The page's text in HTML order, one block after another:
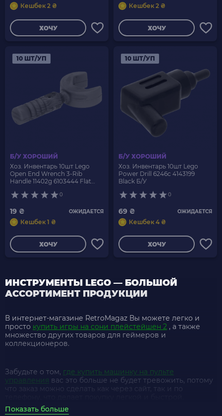
Кешбек 2 ₴
ХОЧУ
Кешбек 2 ₴
ХОЧУ
10 ШТ/УП
Б/У ХОРОШИЙ
Хоз. Инвентарь 10шт Lego
Open End Wrench 3-Rib
Handle 11402g 6103444 Flat
0
19 ₴ ОЖИДАЕТСЯ
Кешбек 1 ₴
ХОЧУ
10 ШТ/УП
Б/У ХОРОШИЙ
Хоз. Инвентарь 10шт Lego
Power Drill 6246c 4143199
Black Б/У
0
69 ₴ ОЖИДАЕТСЯ
Кешбек 4 ₴
ХОЧУ
ИНСТРУМЕНТЫ LEGO — БОЛЬШОЙ
АССОРТИМЕНТ ПРОДУКЦИИ
В интернет-магазине RetroMagaz Вы можете легко и
просто купить игры на сони плейстейшен 2 , а также
множество других товаров для геймеров и
коллекционеров.
Забудьте о том, где купить машинку на пульте
управления вас это больше не будет тревожить, потому
что заказ можно сделать как через сайт, так и по
Показать больше